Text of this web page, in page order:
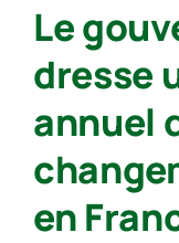
Le
dresse
annuel
en